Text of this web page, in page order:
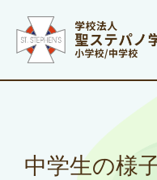
中学生の様